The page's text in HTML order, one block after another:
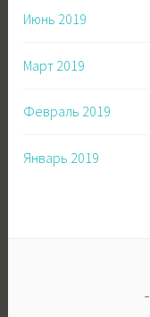
Июнь 2019
Март 2019
Февраль 2019
Январь 2019